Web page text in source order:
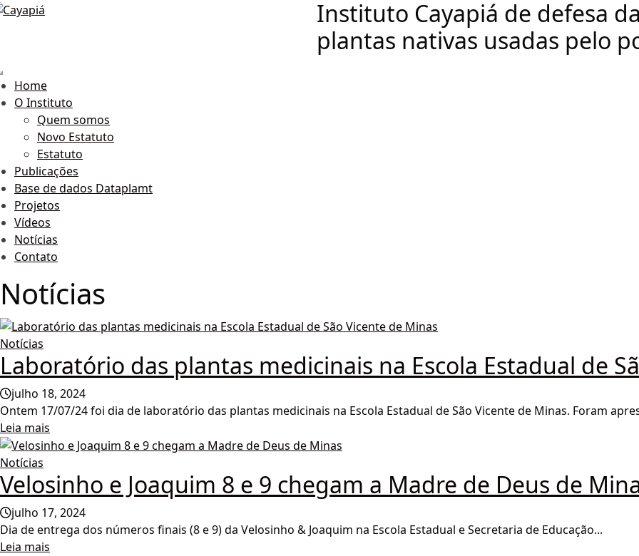
Instituto Cayapiá de defesa
plantas nativas usadas pelo
Home
O Instituto
Quem somos
Novo Estatuto
Estatuto
Publicações
Base de dados Dataplamt
Projetos
Vídeos
Notícias
Contato
Notícias
Notícias
Laboratório das plantas medicinais na Escola Estadual de
julho 18, 2024
Ontem 17/07/24 foi dia de laboratório das plantas medicinais na Escola Estadual de São Vicente de Minas. Foram
Leia mais
Notícias
Velosinho e Joaquim 8 e 9 chegam a Madre de Deus de
julho 17, 2024
Dia de entrega dos números finais (8 e 9) da Velosinho & Joaquim na Escola Estadual e Secretaria de Educação...
Leia mais